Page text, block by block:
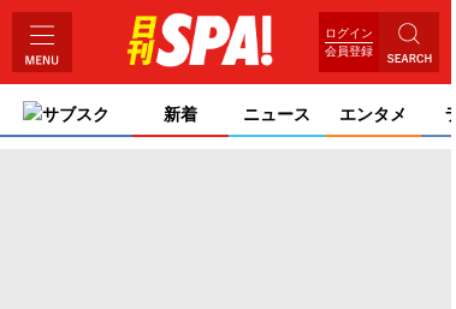
ログイン
会員登録
サブスク 新着 ニュース エンタメ